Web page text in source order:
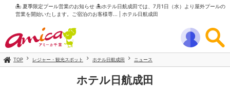
🏝️ 夏季限定プール営業のお知らせ 🏝️ホテル日航成田では、7月1日（水）より屋外プールの
営業を開始いたします。ご宿泊のお客様専... | ホテル日航成田
TOP レジャー・観光スポット ホテル日航成田 ニュース
ホテル日航成田